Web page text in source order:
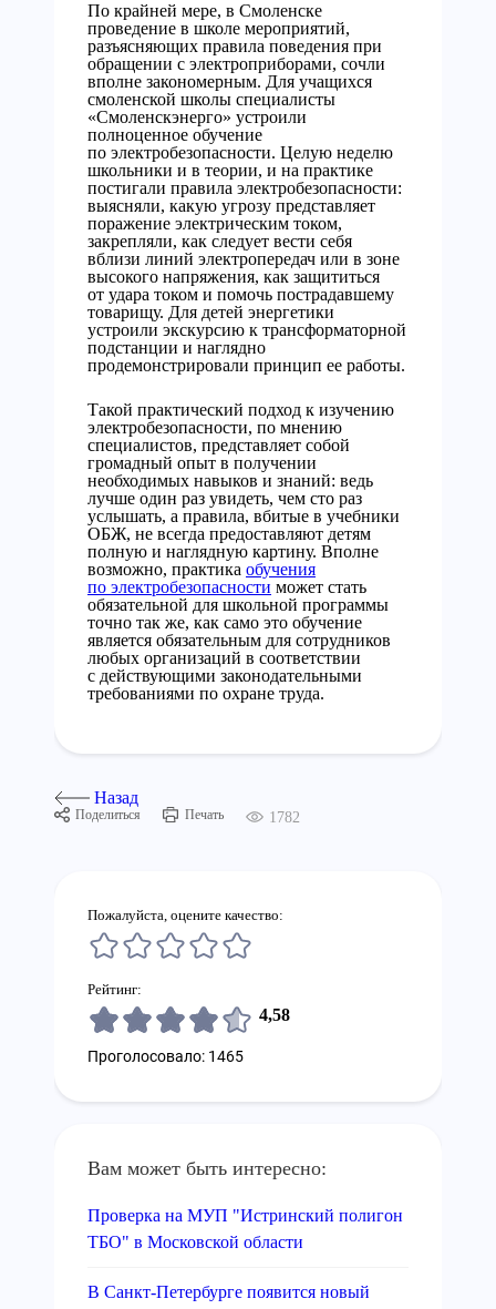
По крайней мере, в Смоленске
проведение в школе мероприятий,
разъясняющих правила поведения при
обращении с электроприборами, сочли
вполне закономерным. Для учащихся
смоленской школы специалисты
«Смоленскэнерго» устроили
полноценное обучение
по электробезопасности. Целую неделю
школьники и в теории, и на практике
постигали правила электробезопасности:
выясняли, какую угрозу представляет
поражение электрическим током,
закрепляли, как следует вести себя
вблизи линий электропередач или в зоне
высокого напряжения, как защититься
от удара током и помочь пострадавшему
товарищу. Для детей энергетики
устроили экскурсию к трансформаторной
подстанции и наглядно
продемонстрировали принцип ее работы.
Такой практический подход к изучению
электробезопасности, по мнению
специалистов, представляет собой
громадный опыт в получении
необходимых навыков и знаний: ведь
лучше один раз увидеть, чем сто раз
услышать, а правила, вбитые в учебники
ОБЖ, не всегда предоставляют детям
полную и наглядную картину. Вполне
возможно, практика обучения
по электробезопасности может стать
обязательной для школьной программы
точно так же, как само это обучение
является обязательным для сотрудников
любых организаций в соответствии
с действующими законодательными
требованиями по охране труда.
Назад
Поделиться Печать 1782
Пожалуйста, оцените качество:
Рейтинг:
4,58
Проголосовало: 1465
Вам может быть интересно:
Проверка на МУП "Истринский полигон
ТБО" в Московской области
В Санкт-Петербурге появится новый